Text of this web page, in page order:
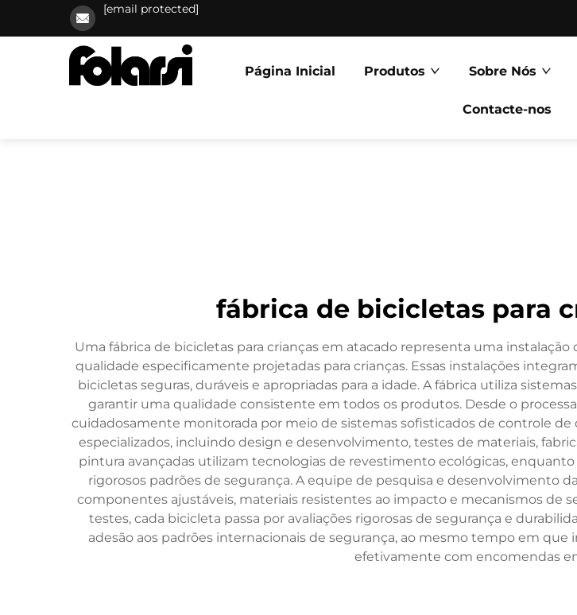
[email protected]
Página Inicial Produtos Sobre Nós
Contacte-nos
fábrica de bicicletas para
Uma fábrica de bicicletas para crianças em atacado representa uma
qualidade especificamente projetadas para crianças. Essas instalações
bicicletas seguras, duráveis e apropriadas para a idade. A fábrica utiliza
garantir uma qualidade consistente em todos os produtos. Desde o
cuidadosamente monitorada por meio de sistemas sofisticados de controle
especializados, incluindo design e desenvolvimento, testes de materiais,
pintura avançadas utilizam tecnologias de revestimento ecológicas,
rigorosos padrões de segurança. A equipe de pesquisa e desenvolvimento
componentes ajustáveis, materiais resistentes ao impacto e mecanismos de
testes, cada bicicleta passa por avaliações rigorosas de segurança e
adesão aos padrões internacionais de segurança, ao mesmo tempo em
efetivamente com encomendas